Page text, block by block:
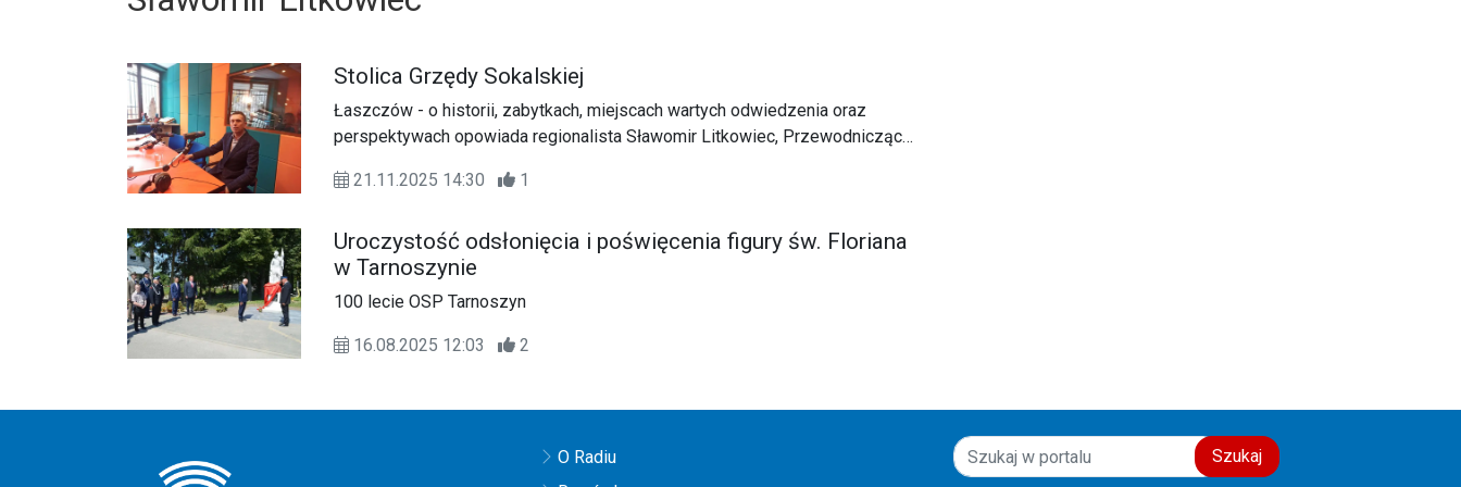
Stolica Grzędy Sokalskiej
Łaszczów - o historii, zabytkach, miejscach wartych odwiedzenia oraz
perspektywach opowiada regionalista Sławomir Litkowiec, Przewodniczący
21.11.2025 14:30
1
Uroczystość odsłonięcia i poświęcenia figury św. Floriana
w Tarnoszynie
100 lecie OSP Tarnoszyn
16.08.2025 12:03 2
O Radiu
Szukaj